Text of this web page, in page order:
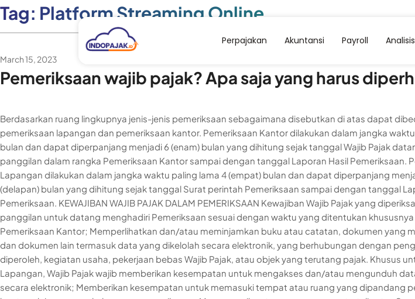
Perpajakan Akuntansi Payroll
Tag: Platform Streaming Online
March 15, 2023
Pemeriksaan wajib pajak? Apa saja yang harus
Berdasarkan ruang lingkupnya jenis-jenis pemeriksaan sebagaimana disebutkan di atas dapat
pemeriksaan lapangan dan pemeriksaan kantor. Pemeriksaan Kantor dilakukan dalam jangka
bulan dan dapat diperpanjang menjadi 6 (enam) bulan yang dihitung sejak tanggal Wajib Pajak
panggilan dalam rangka Pemeriksaan Kantor sampai dengan tanggal Laporan Hasil Pemeriksaan.
Lapangan dilakukan dalam jangka waktu paling lama 4 (empat) bulan dan dapat diperpanjang
(delapan) bulan yang dihitung sejak tanggal Surat perintah Pemeriksaan sampai dengan tanggal
Pemeriksaan. KEWAJIBAN WAJIB PAJAK DALAM PEMERIKSAAN Kewajiban Wajib Pajak yang
panggilan untuk datang menghadiri Pemeriksaan sesuai dengan waktu yang ditentukan khususnya
Pemeriksaan Kantor; Memperlihatkan dan/atau meminjamkan buku atau catatan, dokumen yang
dan dokumen lain termasuk data yang dikelolah secara elektronik, yang berhubungan dengan
diperoleh, kegiatan usaha, pekerjaan bebas Wajib Pajak, atau objek yang terutang pajak. Khusus
Lapangan, Wajib Pajak wajib memberikan kesempatan untuk mengakses dan/atau mengunduh
secara elektronik; Memberikan kesempatan untuk memasuki tempat atau ruang yang dipandang